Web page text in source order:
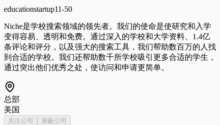
educationstartup11-50
Niche是学校搜索领域的领先者。我们的使命是使研究和入学
变得容易、透明和免费。通过深入的学校和大学资料、1.4亿
条评论和评分，以及强大的搜索工具，我们帮助数百万的人找
到合适的学校。我们还帮助数千所学校吸引更多合适的学生，
通过突出他们优秀之处，使访问和申请更简单。
总部
美国
关注公司 屏蔽公司